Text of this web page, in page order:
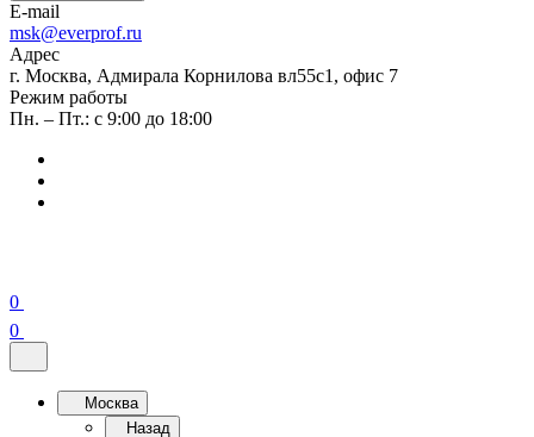
E-mail
msk@everprof.ru
Адрес
г. Москва, Адмирала Корнилова вл55с1, офис 7
Режим работы
Пн. – Пт.: с 9:00 до 18:00
0
0
Москва
Назад